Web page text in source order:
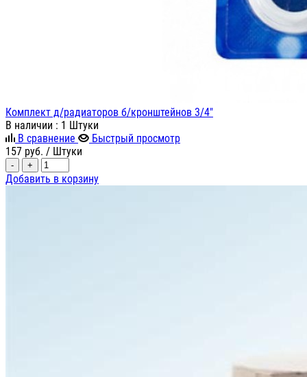
Комплект д/радиаторов б/кронштейнов 3/4"
В наличии : 1 Штуки
В сравнение
Быстрый просмотр
157 руб. / Штуки
- +
Добавить в корзину